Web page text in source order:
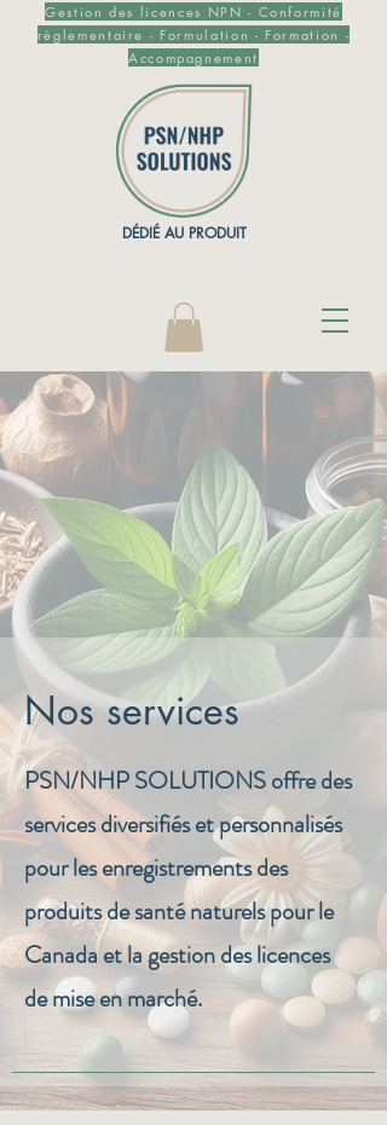
Gestion des licences NPN - Conformité
règlementaire - Formulation - Formation -
Accompagnement
DÉDIÉ AU PRODUIT
Nos services
PSN/NHP SOLUTIONS offre des
services diversifiés et personnalisés
pour les enregistrements des
produits de santé naturels pour le
Canada et la gestion des licences
de mise en marché.